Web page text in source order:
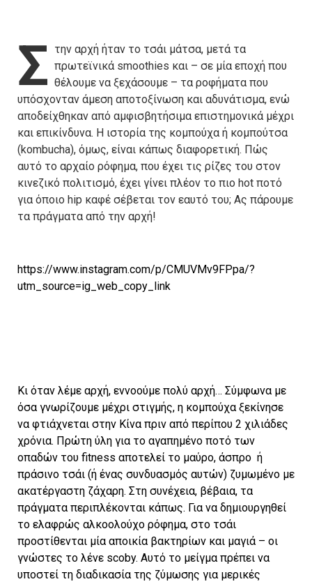
Σ την αρχή ήταν το τσάι μάτσα, μετά τα
πρωτεϊνικά smoothies και – σε μία εποχή που
θέλουμε να ξεχάσουμε – τα ροφήματα που
υπόσχονταν άμεση αποτοξίνωση και αδυνάτισμα, ενώ
αποδείχθηκαν από αμφισβητήσιμα επιστημονικά μέχρι
και επικίνδυνα. Η ιστορία της κομπούχα ή κομπούτσα
(kombucha), όμως, είναι κάπως διαφορετική. Πώς
αυτό το αρχαίο ρόφημα, που έχει τις ρίζες του στον
κινεζικό πολιτισμό, έχει γίνει πλέον το πιο hot ποτό
για όποιο hip καφέ σέβεται τον εαυτό του; Ας πάρουμε
τα πράγματα από την αρχή!
https://www.instagram.com/p/CMUVMv9FPpa/?
utm_source=ig_web_copy_link
Κι όταν λέμε αρχή, εννοούμε πολύ αρχή… Σύμφωνα με
όσα γνωρίζουμε μέχρι στιγμής, η κομπούχα ξεκίνησε
να φτιάχνεται στην Κίνα πριν από περίπου 2 χιλιάδες
χρόνια. Πρώτη ύλη για το αγαπημένο ποτό των
οπαδών του fitness αποτελεί το μαύρο, άσπρο ή
πράσινο τσάι (ή ένας συνδυασμός αυτών) ζυμωμένο με
ακατέργαστη ζάχαρη. Στη συνέχεια, βέβαια, τα
πράγματα περιπλέκονται κάπως. Για να δημιουργηθεί
το ελαφρώς αλκοολούχο ρόφημα, στο τσάι
προστίθενται μία αποικία βακτηρίων και μαγιά – οι
γνώστες το λένε scoby. Αυτό το μείγμα πρέπει να
υποστεί τη διαδικασία της ζύμωσης για μερικές